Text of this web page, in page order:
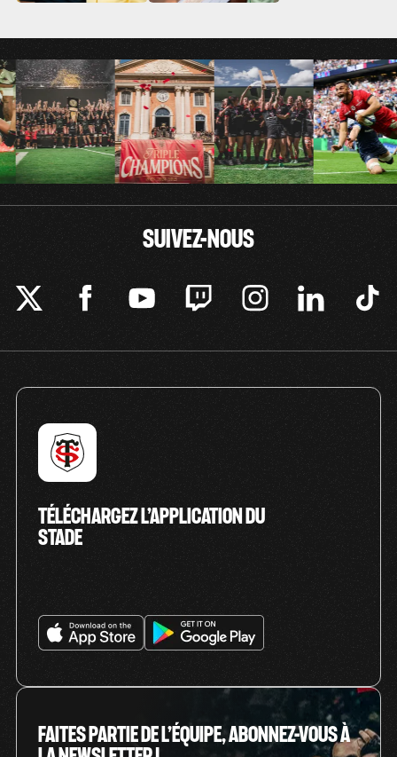
SUIVEZ-NOUS
TÉLÉCHARGEZ L’APPLICATION DU
STADE
FAITES PARTIE DE L’ÉQUIPE, ABONNEZ-VOUS À